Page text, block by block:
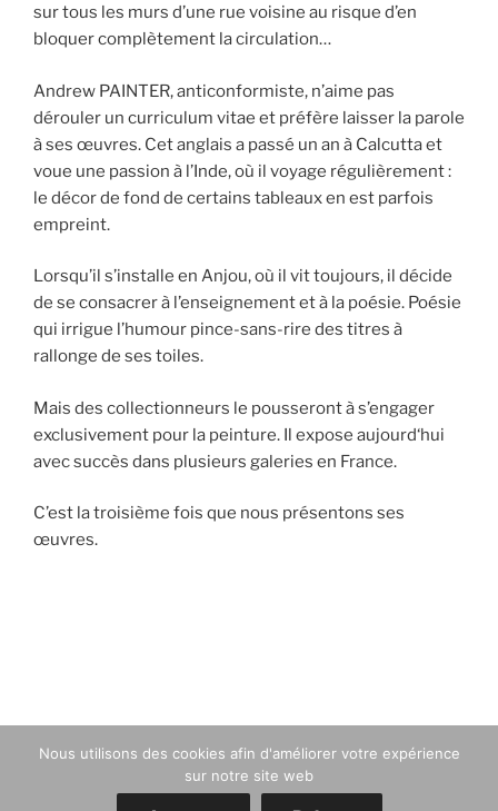
sur tous les murs d’une rue voisine au risque d’en
bloquer complètement la circulation…
Andrew PAINTER, anticonformiste, n’aime pas
dérouler un curriculum vitae et préfère laisser la parole
à ses œuvres. Cet anglais a passé un an à Calcutta et
voue une passion à l’Inde, où il voyage régulièrement :
le décor de fond de certains tableaux en est parfois
empreint.
Lorsqu’il s’installe en Anjou, où il vit toujours, il décide
de se consacrer à l’enseignement et à la poésie. Poésie
qui irrigue l’humour pince-sans-rire des titres à
rallonge de ses toiles.
Mais des collectionneurs le pousseront à s’engager
exclusivement pour la peinture. Il expose aujourd‘hui
avec succès dans plusieurs galeries en France.
C’est la troisième fois que nous présentons ses
œuvres.
Nous utilisons des cookies afin d'améliorer votre expérience
sur notre site web